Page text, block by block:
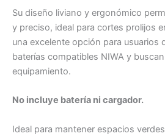
Su diseño liviano y ergonómico
y preciso, ideal para cortes prolijos
una excelente opción para usuarios
baterías compatibles NIWA y
equipamiento.
No incluye batería ni cargador.
Ideal para mantener espacios